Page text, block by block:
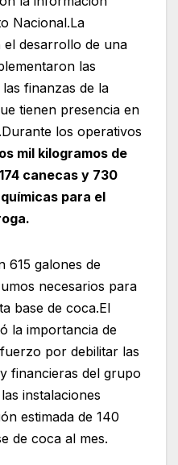
Nacional.La
desarrollo de una
las
finanzas de la
tienen presencia en
los operativos
mil kilogramos de
canecas y 730
para el
615 galones de
necesarios para
base de coca.El
la importancia de
por debilitar las
financieras del grupo
instalaciones
estimada de 140
de coca al mes.